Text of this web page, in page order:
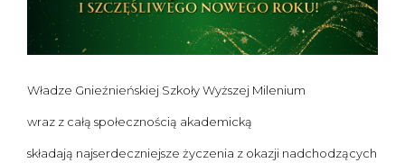
Władze Gnieźnieńskiej Szkoły Wyższej Milenium
wraz z całą społecznością akademicką
składają najserdeczniejsze życzenia z okazji nadchodzących